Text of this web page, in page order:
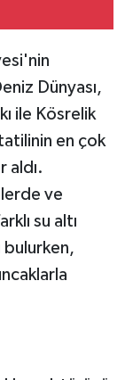
Dünyası,
ile Kösrelik
en çok
aldı.
ve
su altı
bulurken,